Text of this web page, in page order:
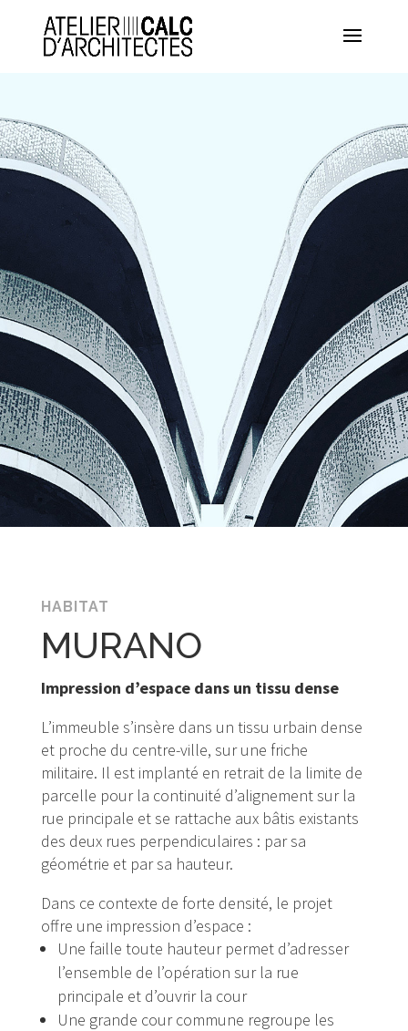
Panneau de gestion des cookies
HABITAT
MURANO
Impression d’espace dans un tissu dense
L’immeuble s’insère dans un tissu urbain dense
et proche du centre-ville, sur une friche
militaire. Il est implanté en retrait de la limite de
parcelle pour la conti­nuité d’alignement sur la
rue principale et se rattache aux bâtis existants
des deux rues perpendiculaires : par sa
géométrie et par sa hauteur.
Dans ce contexte de forte densité, le projet
offre une impression d’espace :
Une faille toute hauteur permet d’adresser
l’en­semble de l’opération sur la rue
principale et d’ouvrir la cour
Une grande cour commune regroupe les